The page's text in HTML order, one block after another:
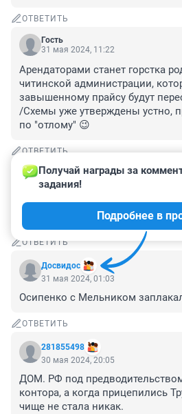
ОТВЕТИТЬ
Гость
31 мая 2024, 11:22
Арендаторами станет горстка
читинской администрации,
завышенному прайсу будут
/Схемы уже утверждены устно,
по "отлому" 😉
ОТВЕТИТЬ
Гость
31 мая 2024, 08:19
Цены за метр в Чите
губернатор московский цены
ОТВЕТИТЬ
Досвидос
Получай награды за
задания!
Подробнее в
31 мая 2024, 01:03
Осипенко с Мельником
ОТВЕТИТЬ
281855498
30 мая 2024, 20:05
ДОМ. РФ под
контора, а когда прицепились
чище не стала никак.